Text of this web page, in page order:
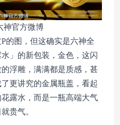
神官方微博
的图，但这确实是六神全
」的新包装，金色，这闪
浮雕，满满都是质感，甚
更讲究的金属瓶盖，看起
露水，而是一瓶高端大气
贵气。